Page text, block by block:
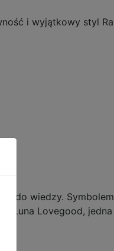
i wyjątkowy styl
do wiedzy.
Luna Lovegood,